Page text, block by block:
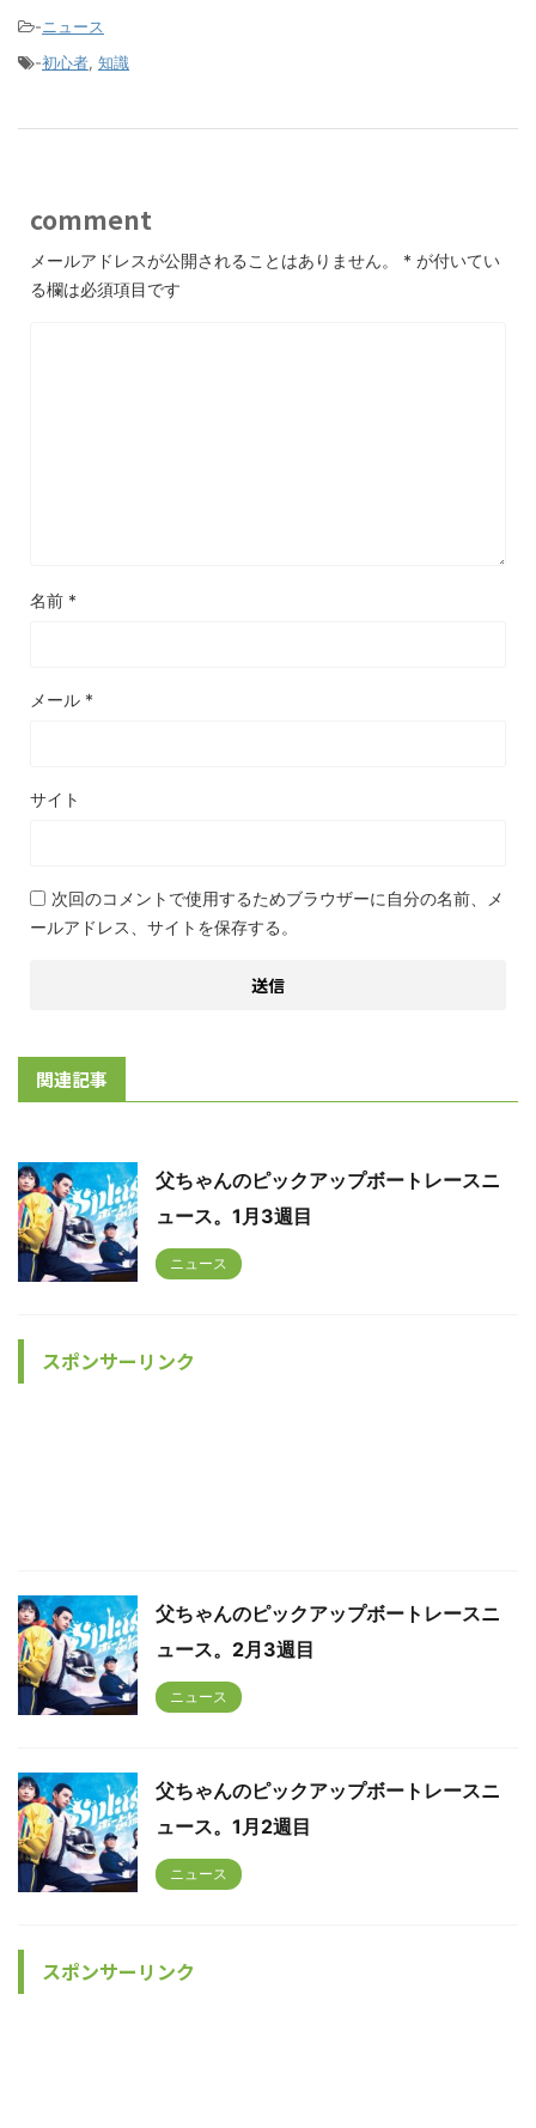
-ニュース
-初心者, 知識
comment
メールアドレスが公開されることはありません。 * が付いてい
る欄は必須項目です
名前 *
メール *
サイト
次回のコメントで使用するためブラウザーに自分の名前、メ
ールアドレス、サイトを保存する。
関連記事
父ちゃんのピックアップボートレースニ
ュース。1月3週目
ニュース
スポンサーリンク
父ちゃんのピックアップボートレースニ
ュース。2月3週目
ニュース
父ちゃんのピックアップボートレースニ
ュース。1月2週目
ニュース
スポンサーリンク